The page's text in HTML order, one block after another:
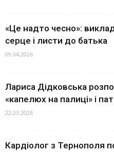
«Це надто чесно»:
серце і листи до батька
09.04.2026
Лариса Дідковська
«капелюх на палиці» і
22.03.2026
Кардіолог з Тернополя